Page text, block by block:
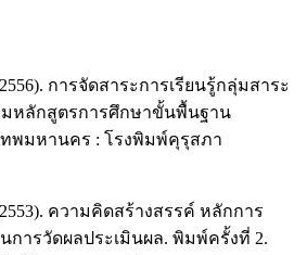
การจัดสาระการเรียนรู้กลุ่มสาระ
มหลักสูตรการศึกษาขั้นพื้นฐาน
ทพมหานคร : โรงพิมพ์คุรุสภา
ความคิดสร้างสรรค์ หลักการ
การวัดผลประเมินผล. พิมพ์ครั้งที่ 2.